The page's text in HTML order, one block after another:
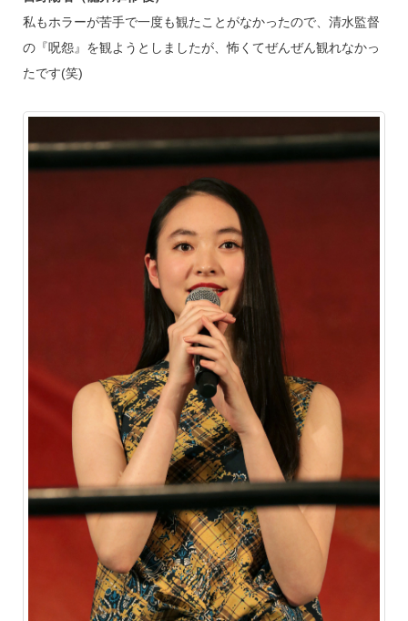
私もホラーが苦手で一度も観たことがなかったので、清水監督
の『呪怨』を観ようとしましたが、怖くてぜんぜん観れなかっ
たです(笑)